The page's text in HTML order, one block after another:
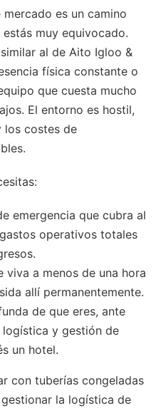
es un camino
muy equivocado.
al de Aito Igloo &
física constante o
que cuesta mucho
El entorno es hostil,
los costes de
emergencia que cubra al
operativos totales
viva a menos de una hora
allí permanentemente.
de que eres, ante
y gestión de
un hotel.
con tuberías congeladas
la logística de